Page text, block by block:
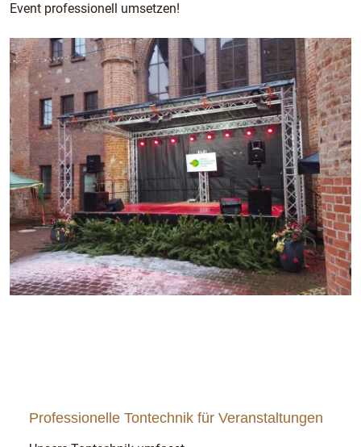
Event professionell umsetzen!
Professionelle Tontechnik für Veranstaltungen